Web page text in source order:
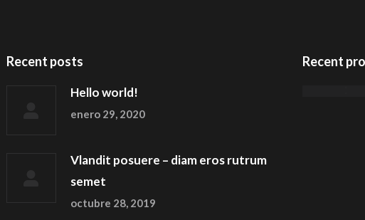
Recent posts
Hello world!
enero 29, 2020
Vlandit posuere – diam eros rutrum
semet
octubre 28, 2019
Recent